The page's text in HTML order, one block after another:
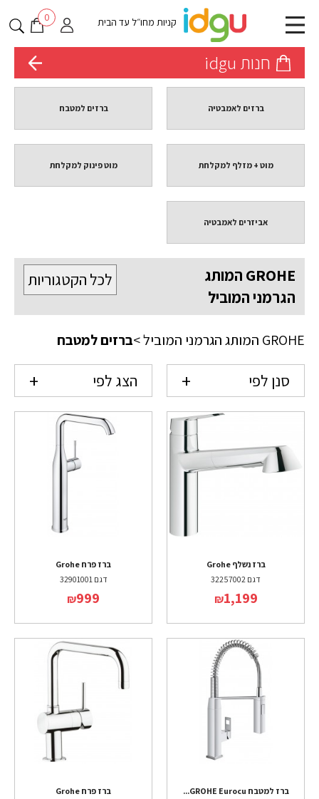
קניות מחו״ל עד הבית 0
חנות idgu
ברזים לאמבטיה ברזים למטבח
מוט + מזלף למקלחת מוט פינוק למקלחת
אביזרים לאמבטיה
לכל הקטגוריות
GROHE המותג
הגרמני המוביל
GROHE המותג הגרמני המוביל >ברזים למטבח
סנן לפי הצג לפי
ברז נשלף Grohe
דגם 32257002
₪1,199
ברז פרח Grohe
דגם 32901001
₪999
ברז למטבח GROHE Eurocu...
ברז פרח Grohe